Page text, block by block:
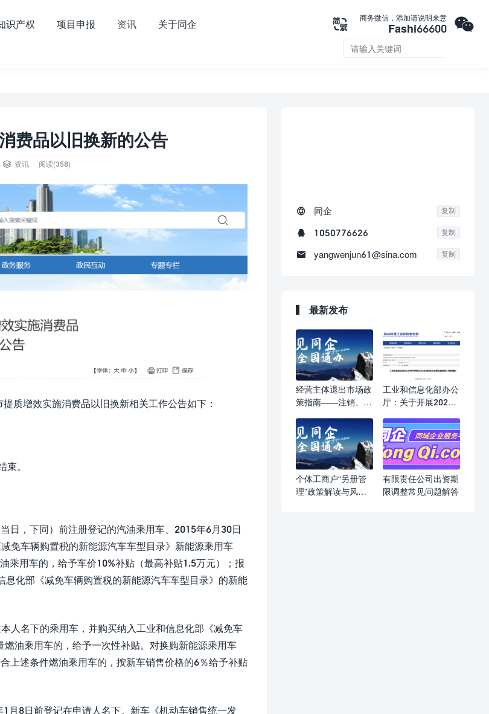
商务微信，添加请说明来意
Fashi66600 

识产权 项目申报 资讯 关于同企
费品以旧换新的公告
 资讯 阅读(358)
质增效实施消费品以旧换新相关工作公告如下：
束。
日，下同）前注册登记的汽油乘用车、2015年6月30日
免车辆购置税的新能源汽车车型目录》新能源乘用车
乘用车的，给予车价10%补贴（最高补贴1.5万元）；报
化部《减免车辆购置税的新能源汽车车型目录》的新能
人名下的乘用车，并购买纳入工业和信息化部《减免车
油乘用车的，给予一次性补贴。对换购新能源乘用车
上述条件燃油乘用车的，按新车销售价格的6％给予补贴
月8日前登记在申请人名下。新车《机动车销售统一发
 同企 复制
 1050776626 复制
 yangwenjun61@sina.com 复制
最新发布
经营主体退出市场政
策指南——注销、吊
读懂
工业和信息化部办公
厅：关于开展2026
申报工作的通知
个体工商户“另册管
理”政策解读与风险
有限责任公司出资期
限调整常见问题解答